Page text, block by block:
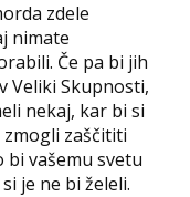
zdele
nimate
Če pa bi jih
Veliki Skupnosti,
nekaj, kar bi si
zaščititi
vašemu svetu
je ne bi želeli.